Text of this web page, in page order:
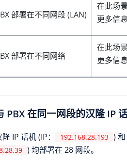
部署在不同网段 (LAN)
在此场
更多信
部署在不同网络
在此场
更多信
PBX 在同一网段的汉隆 IP
IP 话机 (IP： 192.168.28.193 )
) 均部署在 28 网段。